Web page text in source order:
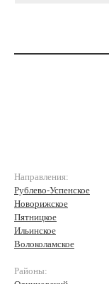
Направления:
Рублево-Успенское
Новорижское
Пятницкое
Ильинское
Волоколамское
Районы: